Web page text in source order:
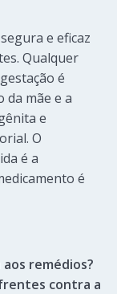
e eficaz
Qualquer
é
mãe e a
e
O
é a
é
remédios?
contra a